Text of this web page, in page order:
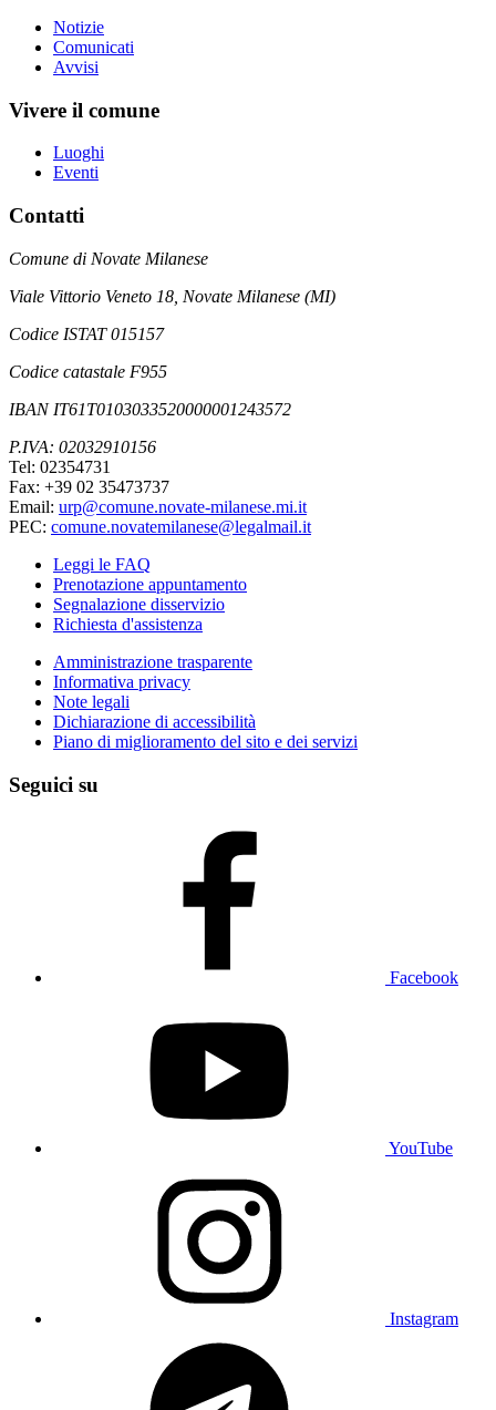
Notizie
Comunicati
Avvisi
Vivere il comune
Luoghi
Eventi
Contatti
Comune di Novate Milanese
Viale Vittorio Veneto 18, Novate Milanese (MI)
Codice ISTAT 015157
Codice catastale F955
IBAN IT61T0103033520000001243572
P.IVA: 02032910156
Tel: 02354731
Fax: +39 02 35473737
Email: urp@comune.novate-milanese.mi.it
PEC: comune.novatemilanese@legalmail.it
Leggi le FAQ
Prenotazione appuntamento
Segnalazione disservizio
Richiesta d'assistenza
Amministrazione trasparente
Informativa privacy
Note legali
Dichiarazione di accessibilità
Piano di miglioramento del sito e dei servizi
Seguici su
Facebook
YouTube
Instagram